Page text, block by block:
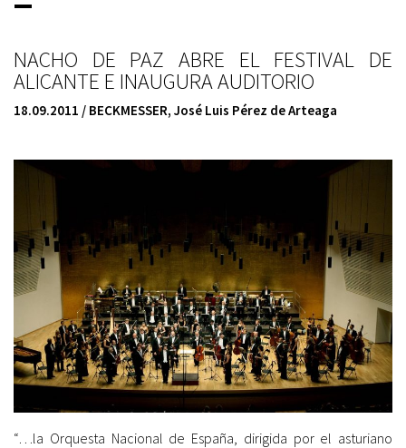
NACHO DE PAZ ABRE EL FESTIVAL DE
ALICANTE E INAUGURA AUDITORIO
18.09.2011 / BECKMESSER, José Luis Pérez de Arteaga
“…la Orquesta Nacional de España, dirigida por el asturiano